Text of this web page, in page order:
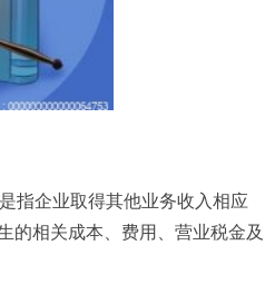
指企业取得其他业务收入相应
的相关成本、费用、营业税金及